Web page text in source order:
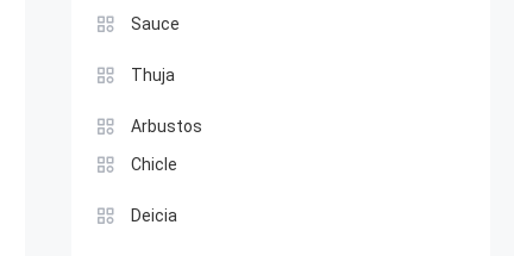
Sauce
Thuja
Arbustos
Chicle
Deicia